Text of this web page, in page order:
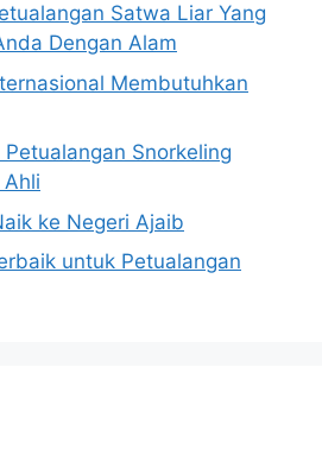
Satwa Liar Yang
Dengan Alam
Membutuhkan
Snorkeling
ke Negeri Ajaib
untuk Petualangan